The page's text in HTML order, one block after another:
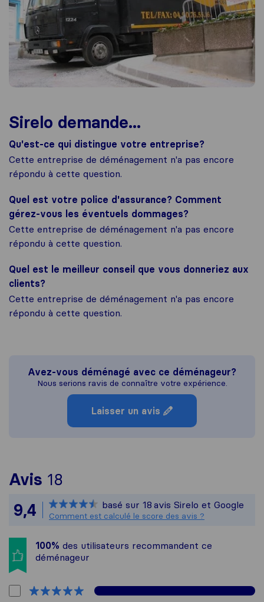
Sirelo demande...
Qu'est-ce qui distingue votre entreprise?
Cette entreprise de déménagement n'a pas encore
répondu à cette question.
Quel est votre police d'assurance? Comment
gérez-vous les éventuels dommages?
Cette entreprise de déménagement n'a pas encore
répondu à cette question.
Quel est le meilleur conseil que vous donneriez aux
clients?
Cette entreprise de déménagement n'a pas encore
répondu à cette question.
Avez-vous déménagé avec ce déménageur?
Nous serions ravis de connaître votre expérience.
Laisser un avis
Avis 18
Sirelo n'est pas
Tous les avis recueillis
9,4 basé sur 18 avis Sirelo et Google
Comment est calculé le score des avis ?
100% des utilisateurs recommandent ce
déménageur